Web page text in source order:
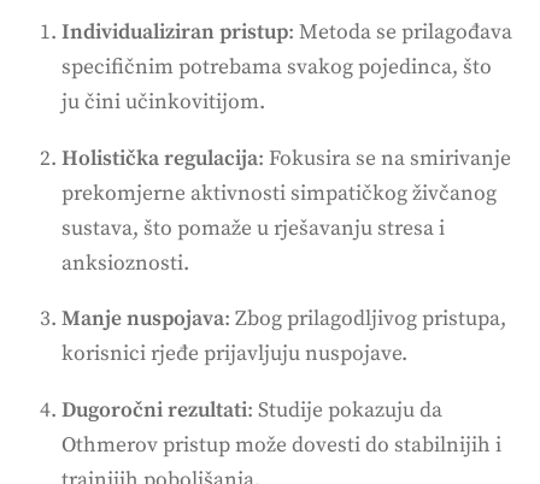
Individualiziran pristup: Metoda se prilagođava
specifičnim potrebama svakog pojedinca, što
ju čini učinkovitijom.
Holistička regulacija: Fokusira se na smirivanje
prekomjerne aktivnosti simpatičkog živčanog
sustava, što pomaže u rješavanju stresa i
anksioznosti.
Manje nuspojava: Zbog prilagodljivog pristupa,
korisnici rjeđe prijavljuju nuspojave.
Dugoročni rezultati: Studije pokazuju da
Othmerov pristup može dovesti do stabilnijih i